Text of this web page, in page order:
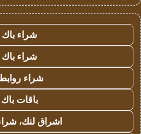
شراء باك
شراء باك
شراء
باقات
اشراق لنك،